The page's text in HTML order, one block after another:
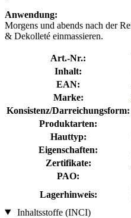
Anwendung:
Morgens und abends nach der
& Dekolleté einmassieren.
Art.-Nr.:
Inhalt:
EAN:
Marke:
Konsistenz/Darreichungsform:
Produktarten:
Hauttyp:
Eigenschaften:
Zertifikate:
PAO:
Lagerhinweis:
Inhaltsstoffe (INCI)